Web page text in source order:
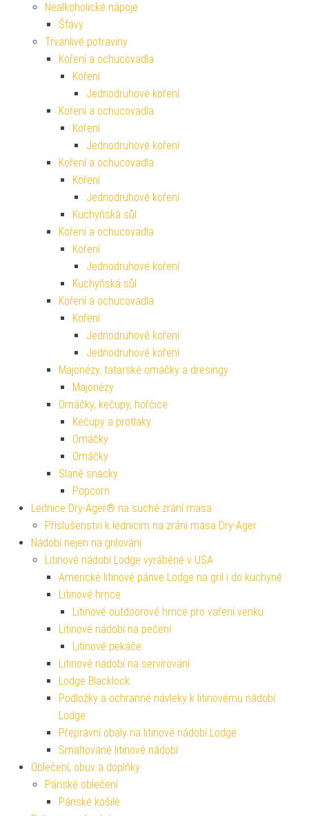
Nealkoholické nápoje
Šťávy
Trvanlivé potraviny
Koření a ochucovadla
Koření
Jednodruhové koření
Koření a ochucovadla
Koření
Jednodruhové koření
Koření a ochucovadla
Koření
Jednodruhové koření
Kuchyňská sůl
Koření a ochucovadla
Koření
Jednodruhové koření
Kuchyňská sůl
Koření a ochucovadla
Koření
Jednodruhové koření
Jednodruhové koření
Majonézy, tatarské omáčky a dresingy
Majonézy
Omáčky, kečupy, hořčice
Kečupy a protlaky
Omáčky
Omáčky
Slané snacky
Popcorn
Lednice Dry-Ager® na suché zrání masa
Příslušenství k lednicím na zrání masa Dry-Ager
Nádobí nejen na grilování
Litinové nádobí Lodge vyráběné v USA
Americké litinové pánve Lodge na gril i do kuchyně
Litinové hrnce
Litinové outdoorové hrnce pro vaření venku
Litinové nádobí na pečení
Litinové pekáče
Litinové nádobí na servírování
Lodge Blacklock
Podložky a ochranné návleky k litinovému nádobí
Lodge
Přepravní obaly na litinové nádobí Lodge
Smaltované litinové nádobí
Oblečení, obuv a doplňky
Pánské oblečení
Pánské košile